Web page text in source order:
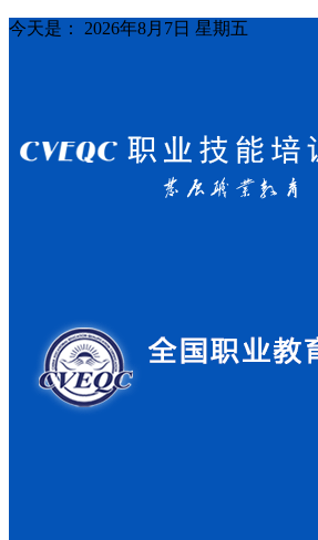
今天是： 2026年8月7日 星期五